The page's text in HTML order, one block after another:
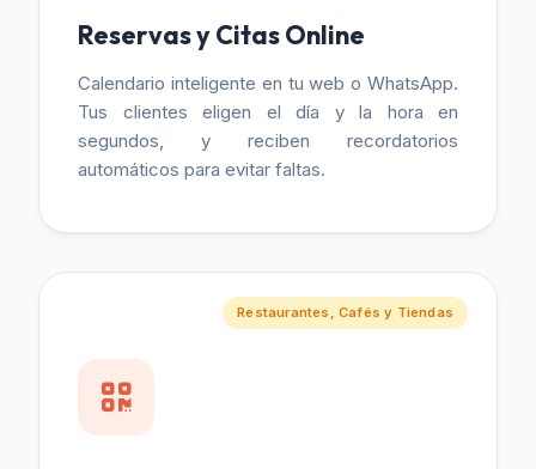
Reservas y Citas Online
Calendario inteligente en tu web o WhatsApp.
Tus clientes eligen el día y la hora en
segundos, y reciben recordatorios
automáticos para evitar faltas.
Restaurantes, Cafés y Tiendas